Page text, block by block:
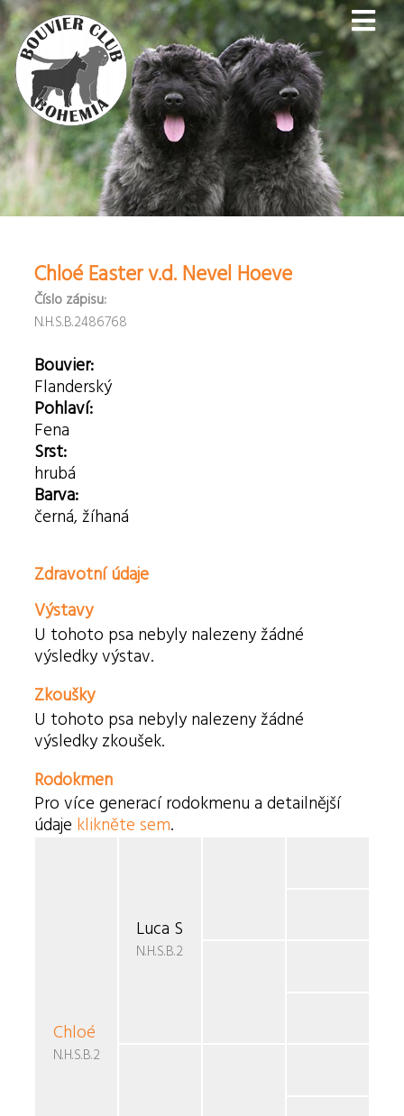
Chloé Easter v.d. Nevel Hoeve
Číslo zápisu:
N.H.S.B.2486768
Bouvier:
Flanderský
Pohlaví:
Fena
Srst:
hrubá
Barva:
černá, žíhaná
Zdravotní údaje
Výstavy
U tohoto psa nebyly nalezeny žádné
výsledky výstav.
Zkoušky
U tohoto psa nebyly nalezeny žádné
výsledky zkoušek.
Rodokmen
Pro více generací rodokmenu a detailnější
údaje klikněte sem.
Chloé Easter
N.H.S.B.2486768
Luca Shyreen v.d. Nevel Hoeve
N.H.S.B.2259324